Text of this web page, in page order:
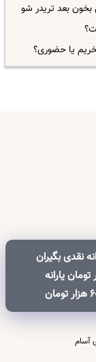
بعد تریدر شو
یا حضوری؟
نقدی بگیران
نفری ۳۰۰ هزار تومان یارانه
نقدی برای این خانوار ها | ۶۰۰ هزار تومان
فرزند
آسام